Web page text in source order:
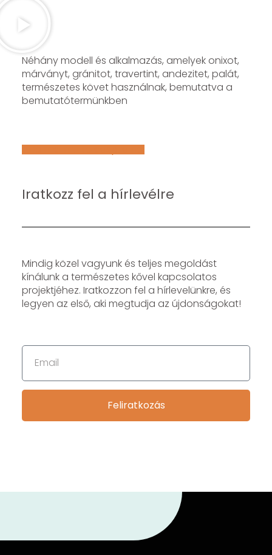
Néhány modell és alkalmazás, amelyek onixot,
márványt, gránitot, travertint, andezitet, palát,
természetes követ használnak, bemutatva a
bemutatótermünkben
Află mai multe despre noi
Iratkozz fel a hírlevélre
Mindig közel vagyunk és teljes megoldást
kínálunk a természetes kővel kapcsolatos
projektjéhez. Iratkozzon fel a hírlevelünkre, és
legyen az első, aki megtudja az újdonságokat!
Feliratkozás